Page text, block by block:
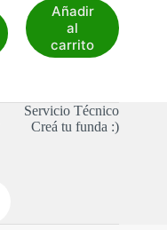
Añadir
al
carrito
Servicio Técnico
Creá tu funda :)